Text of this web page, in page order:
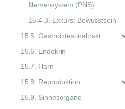
Nervensystem (PNS)
15.4.3. Exkurs: Bewusstsein
15.5. Gastrointestinaltrakt
15.6. Endokrin
15.7. Harn
15.8. Reproduktion
15.9. Sinnesorgane